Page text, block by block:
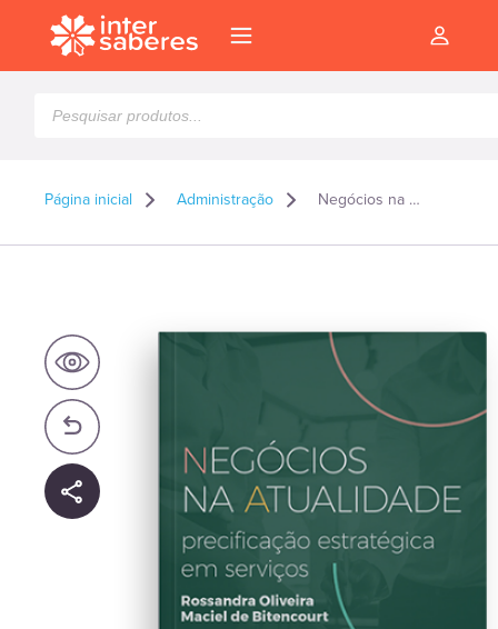
produtos
Página inicial Administração Negócios na Atualidade: precificação estratégica em serviços